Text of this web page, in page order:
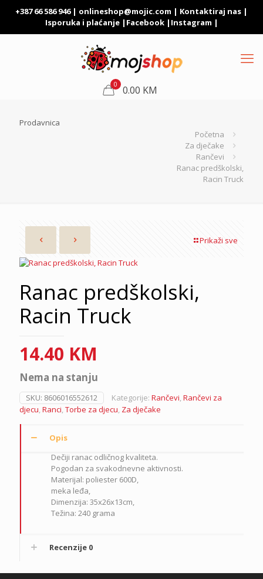
+387 66 586 946 | onlineshop@mojic.com | Kontaktiraj nas |
Isporuka i plaćanje| Facebook| Instagram |
0 0.00 KM
Prodavnica
Početna
Za dječake
Rančevi
Ranac predškolski,
Racin Truck
Prikaži sve
Ranac predškolski,
Racin Truck
14.40 KM
Nema na stanju
SKU: 8606016552612 Kategorije: Rančevi,Rančevi za
djecu,Ranci,Torbe za djecu, Za dječake
Opis
Dečiji ranac odličnog kvaliteta.
Pogodan za svakodnevne aktivnosti.
Materijal: poliester 600D,
meka leđa,
Dimenzija: 35x26x13cm,
Težina: 240 grama
Recenzije 0